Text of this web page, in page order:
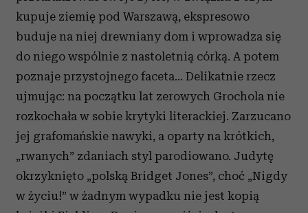
kupuje ziemię pod Warszawą, ekspresowo
buduje na niej drewniany dom i wprowadza się
do niego wspólnie z nastoletnią córką. A potem
poznaje przystojnego faceta… Delikatnie rzecz
ujmując: na początku lat zerowych Grochola nie
rozkochała w sobie krytyki literackiej. Zarzucano
jej grafomańskie nawyki, a oparty na krótkich,
„rwanych” zdaniach styl parodiowano. Judytę
okrzyknięto „polską Bridget Jones”, choć „Nigdy
w życiu!” w żadnym wypadku nie jest kopią